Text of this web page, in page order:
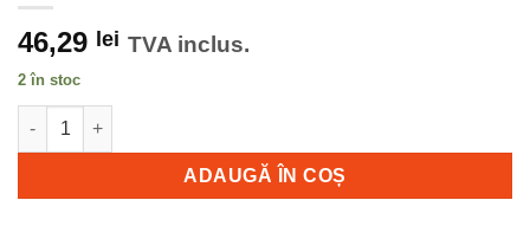
46,29 lei TVA inclus.
2 în stoc
Cantitate 501052529 501052529 TONER COLLECTION UNIT
ADAUGĂ ÎN COȘ